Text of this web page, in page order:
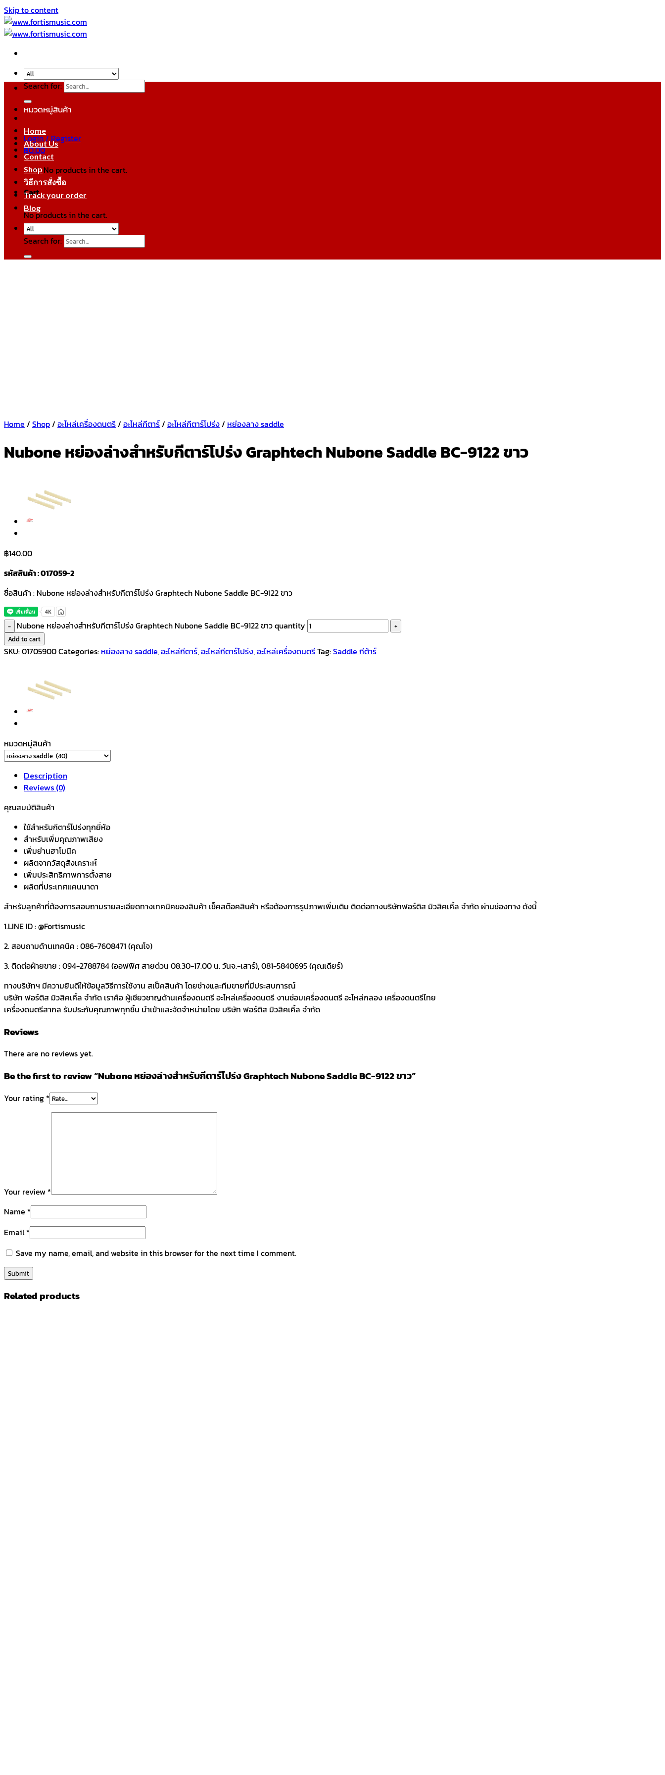
Skip to content
Search for:
Login / Register
฿0.00
No products in the cart.
Cart
No products in the cart.
หมวดหมู่สินค้า
Home
About Us
Contact
Shop
วิธีการสั่งซื้อ
Track your order
Blog
Search for:
Home / Shop/ อะไหล่เครื่องดนตรี/ อะไหล่กีตาร์/ อะไหล่กีตาร์โปร่ง/ หย่องลาง saddle
Nubone หย่องล่างสำหรับกีตาร์โปร่ง Graphtech Nubone Saddle BC-9122 ขาว
฿140.00
รหัสสินค้า : 017059-2
ชื่อสินค้า : Nubone หย่องล่างสำหรับกีตาร์โปร่ง Graphtech Nubone Saddle BC-9122 ขาว
Nubone หย่องล่างสำหรับกีตาร์โปร่ง Graphtech Nubone Saddle BC-9122 ขาว quantity
Add to cart
SKU:01705900Categories: หย่องลาง saddle,อะไหล่กีตาร์,อะไหล่กีตาร์โปร่ง,อะไหล่เครื่องดนตรีTag:Saddle กีต้าร์
หมวดหมู่สินค้า
Description
Reviews (0)
คุณสมบัติสินค้า
ใช้สำหรับกีตาร์โปร่งทุกยี่ห้อ
สำหรับเพิ่มคุณภาพเสียง
เพิ่มย่านฮาโมนิค
ผลิตจากวัสดุสังเคราะห์
เพิ่มประสิทธิภาพการตั้งสาย
ผลิตที่ประเทศแคนนาดา
สำหรับลูกค้าที่ต้องการสอบถามรายละเอียดทางเทคนิคของสินค้า เช็คสต๊อคสินค้า หรือต้องการรูปภาพเพิ่มเติม ติดต่อทางบริษัทฟอร์ติส มิวสิคเคิ้ล จำกัด ผ่านช่องทาง ดังนี้
1.LINE ID : @Fortismusic
2. สอบถามด้านเทคนิค : 086-7608471 (คุณโจ)
3. ติดต่อฝ่ายขาย : 094-2788784 (ออฟฟิศ สายด่วน 08.30-17.00 น. วันจ.-เสาร์), 081-5840695 (คุณเดียร์)
ทางบริษัทฯ มีความยินดีให้ข้อมูลวิธีการใช้งาน สเป็คสินค้า โดยช่างและทีมขายที่มีประสบการณ์
บริษัท ฟอร์ติส มิวสิคเคิ้ล จำกัด เราคือ ผู้เชียวชาญด้านเครื่องดนตรี อะไหล่เครื่องดนตรี งานซ่อมเครื่องดนตรี อะไหล่กลอง เครื่องดนตรีไทย
เครื่องดนตรีสากล รับประกับคุณภาพทุกชิ้น นำเข้าและจัดจำหน่ายโดย บริษัท ฟอร์ติส มิวสิคเคิ้ล จำกัด
Reviews
There are no reviews yet.
Be the first to review “Nubone หย่องล่างสำหรับกีตาร์โปร่ง Graphtech Nubone Saddle BC-9122 ขาว”
Your rating *
Your review *
Name *
Email*
Save my name, email, and website in this browser for the next time I comment.
Related products